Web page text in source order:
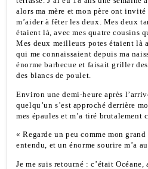
alors ma mère et mon père ont
m’aider à fêter les deux. Mes deux
étaient là, avec mes quatre cousins
Mes deux meilleurs potes étaient là
qui me connaissaient depuis ma
énorme barbecue et faisait griller
des blancs de poulet.
Environ une demi-heure après
quelqu’un s’est approché derrière
mes épaules et m’a tiré brutalement
« Regarde un peu comme mon
entendu, et un énorme sourire m’a
Je me suis retourné : c’était Océane,